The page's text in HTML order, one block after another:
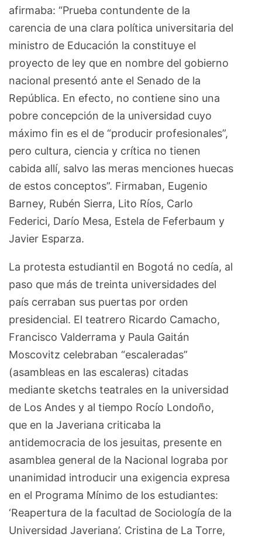
afirmaba: “Prueba contundente de la
carencia de una clara política universitaria del
ministro de Educación la constituye el
proyecto de ley que en nombre del gobierno
nacional presentó ante el Senado de la
República. En efecto, no contiene sino una
pobre concepción de la universidad cuyo
máximo fin es el de “producir profesionales”,
pero cultura, ciencia y crítica no tienen
cabida allí, salvo las meras menciones huecas
de estos conceptos”. Firmaban, Eugenio
Barney, Rubén Sierra, Lito Ríos, Carlo
Federici, Darío Mesa, Estela de Feferbaum y
Javier Esparza.
La protesta estudiantil en Bogotá no cedía, al
paso que más de treinta universidades del
país cerraban sus puertas por orden
presidencial. El teatrero Ricardo Camacho,
Francisco Valderrama y Paula Gaitán
Moscovitz celebraban “escaleradas”
(asambleas en las escaleras) citadas
mediante sketchs teatrales en la universidad
de Los Andes y al tiempo Rocío Londoño,
que en la Javeriana criticaba la
antidemocracia de los jesuitas, presente en
asamblea general de la Nacional lograba por
unanimidad introducir una exigencia expresa
en el Programa Mínimo de los estudiantes:
‘Reapertura de la facultad de Sociología de la
Universidad Javeriana’. Cristina de La Torre,